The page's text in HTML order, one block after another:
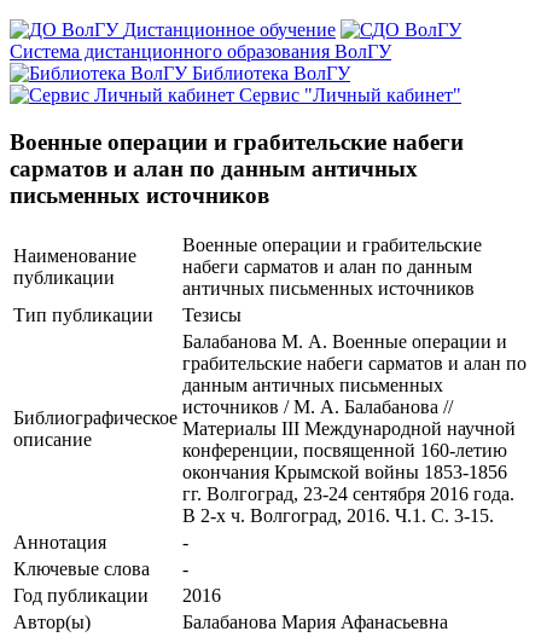
Дистанционное обучение
Система дистанционного образования ВолГУ
Библиотека ВолГУ
Сервис "Личный кабинет"
Военные операции и грабительские набеги
сарматов и алан по данным античных
письменных источников
Наименование
публикации
Военные операции и грабительские
набеги сарматов и алан по данным
античных письменных источников
Тип публикации
Тезисы
Библиографическое
описание
Балабанова М. А. Военные операции и
грабительские набеги сарматов и алан по
данным античных письменных
источников / М. А. Балабанова //
Материалы III Международной научной
конференции, посвященной 160-летию
окончания Крымской войны 1853-1856
гг. Волгоград, 23-24 сентября 2016 года.
В 2-х ч. Волгоград, 2016. Ч.1. С. 3-15.
Аннотация
-
Ключевые cлова
-
Год публикации
2016
Автор(ы)
Балабанова Мария Афанасьевна